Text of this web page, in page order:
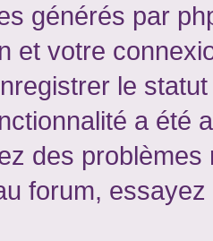
générés par
et votre
le
a été
des
forum,